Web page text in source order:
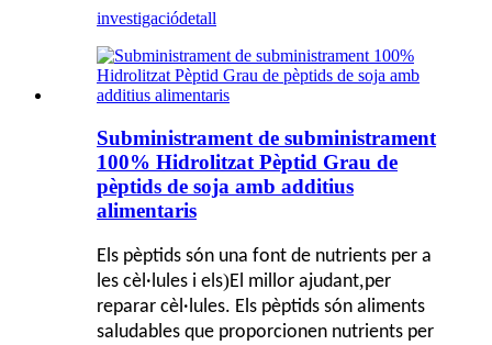
investigaciódetall
Subministrament de subministrament
100% Hidrolitzat Pèptid Grau de
pèptids de soja amb additius
alimentaris
Els pèptids són una font de nutrients per a
les cèl·lules i els)El millor ajudant,per
reparar cèl·lules. Els pèptids són aliments
saludables que proporcionen nutrients per